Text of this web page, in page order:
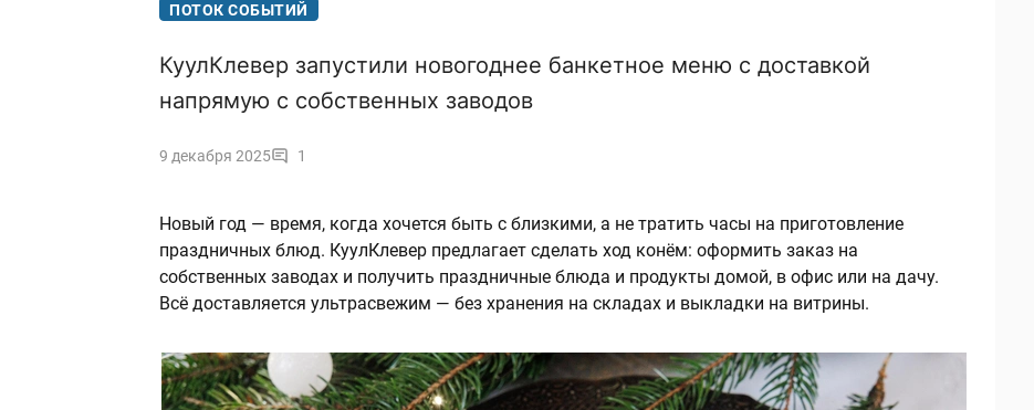
ПОТОК СОБЫТИЙ
КуулКлевер запустили новогоднее банкетное меню с доставкой
напрямую с собственных заводов
9 декабря 2025 1
Новый год — время, когда хочется быть с близкими, а не тратить часы на приготовление
праздничных блюд. КуулКлевер предлагает сделать ход конём: оформить заказ на
собственных заводах и получить праздничные блюда и продукты домой, в офис или на дачу.
Всё доставляется ультрасвежим — без хранения на складах и выкладки на витрины.